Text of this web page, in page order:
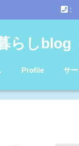
:
らしblog
Profile サ